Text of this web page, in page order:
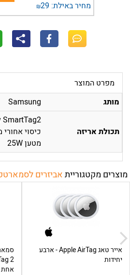
מחיר באילת: 29
₪
מפרט המוצר
מותג
Samsung
תכולת אריזה
SmartTag2
כיסוי
מטען 25W
מוצרים מקטגורייתאביזרים
אייר טאג Apple AirTag - ארבע
יחידות
אחת